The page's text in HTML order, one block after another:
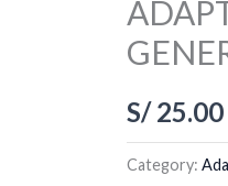
S/25.00
Category: